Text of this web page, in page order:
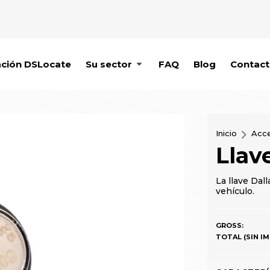
DSLocate Su sector FAQ Blog
Inicio
La llave
vehículo.
GROSS:
TOTAL (SIN